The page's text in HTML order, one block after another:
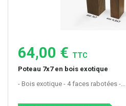
64,00 € TTC
Poteau 7x7 en bois exotique
- Bois exotique - 4 faces rabotées -...